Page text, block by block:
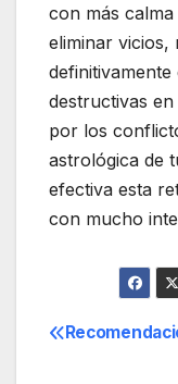
con más
eliminar vicios,
destructivas
por los
astrológica de
efectiva esta
con mucho